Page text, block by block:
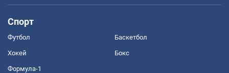
Спорт
Футбол Баскетбол
Хокей Бокс
Формула-1